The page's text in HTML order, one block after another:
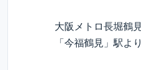
大阪メトロ長堀鶴
「今福鶴見」駅よ